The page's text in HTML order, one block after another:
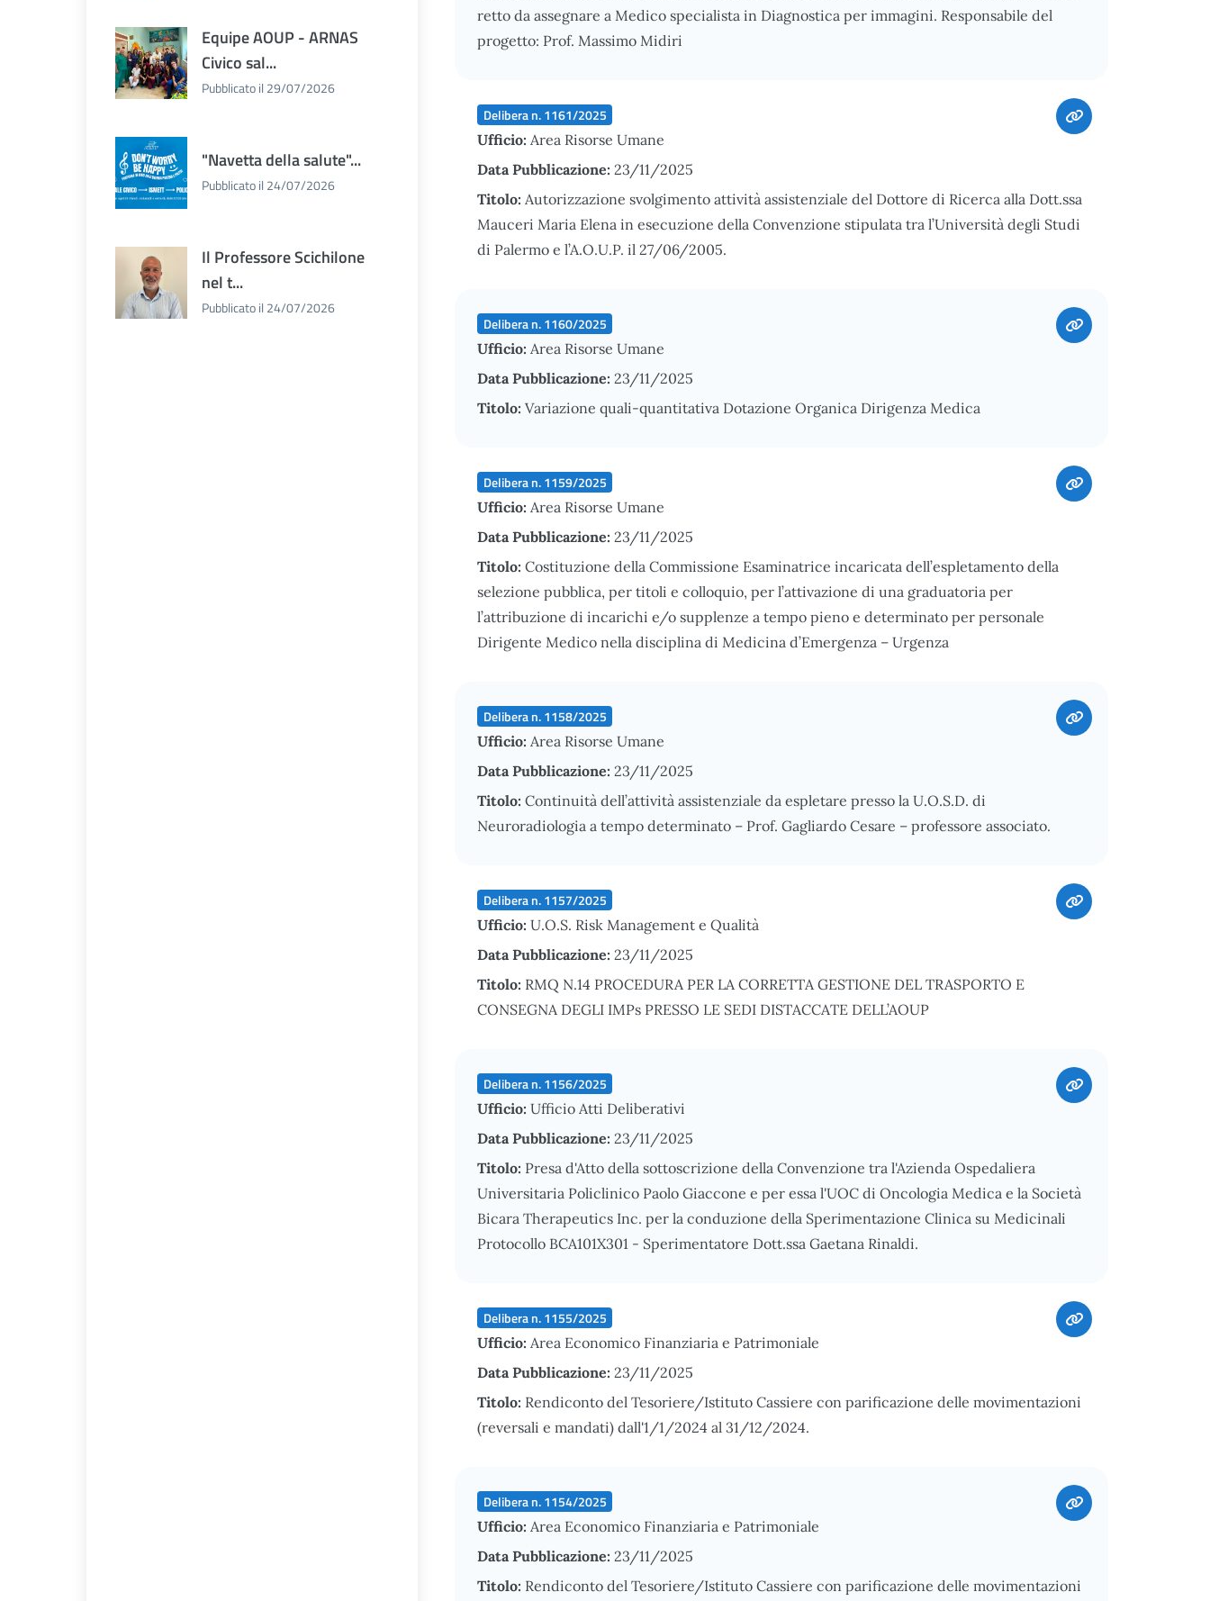
Equipe AOUP - ARNAS
Civico sal...
Pubblicato il 29/07/2026
"Navetta della salute"...
Pubblicato il 24/07/2026
Il Professore Scichilone
nel t...
Pubblicato il 24/07/2026
retto da assegnare a Medico specialista in Diagnostica per immagini. Responsabile del
progetto: Prof. Massimo Midiri
Delibera n. 1161/2025
Ufficio: Area Risorse Umane
Data Pubblicazione: 23/11/2025
Titolo: Autorizzazione svolgimento attività assistenziale del Dottore di Ricerca alla Dott.ssa
Mauceri Maria Elena in esecuzione della Convenzione stipulata tra l’Università degli Studi
di Palermo e l’A.O.U.P. il 27/06/2005.
Delibera n. 1160/2025
Ufficio: Area Risorse Umane
Data Pubblicazione: 23/11/2025
Titolo: Variazione quali-quantitativa Dotazione Organica Dirigenza Medica
Delibera n. 1159/2025
Ufficio: Area Risorse Umane
Data Pubblicazione: 23/11/2025
Titolo: Costituzione della Commissione Esaminatrice incaricata dell’espletamento della
selezione pubblica, per titoli e colloquio, per l’attivazione di una graduatoria per
l’attribuzione di incarichi e/o supplenze a tempo pieno e determinato per personale
Dirigente Medico nella disciplina di Medicina d’Emergenza – Urgenza
Delibera n. 1158/2025
Ufficio: Area Risorse Umane
Data Pubblicazione: 23/11/2025
Titolo: Continuità dell’attività assistenziale da espletare presso la U.O.S.D. di
Neuroradiologia a tempo determinato – Prof. Gagliardo Cesare – professore associato.
Delibera n. 1157/2025
Ufficio: U.O.S. Risk Management e Qualità
Data Pubblicazione: 23/11/2025
Titolo: RMQ N.14 PROCEDURA PER LA CORRETTA GESTIONE DEL TRASPORTO E
CONSEGNA DEGLI IMPs PRESSO LE SEDI DISTACCATE DELL’AOUP
Delibera n. 1156/2025
Ufficio: Ufficio Atti Deliberativi
Data Pubblicazione: 23/11/2025
Titolo: Presa d'Atto della sottoscrizione della Convenzione tra l'Azienda Ospedaliera
Universitaria Policlinico Paolo Giaccone e per essa l'UOC di Oncologia Medica e la Società
Bicara Therapeutics Inc. per la conduzione della Sperimentazione Clinica su Medicinali
Protocollo BCA101X301 - Sperimentatore Dott.ssa Gaetana Rinaldi.
Delibera n. 1155/2025
Ufficio: Area Economico Finanziaria e Patrimoniale
Data Pubblicazione: 23/11/2025
Titolo: Rendiconto del Tesoriere/Istituto Cassiere con parificazione delle movimentazioni
(reversali e mandati) dall'1/1/2024 al 31/12/2024.
Delibera n. 1154/2025
Ufficio: Area Economico Finanziaria e Patrimoniale
Data Pubblicazione: 23/11/2025
Titolo: Rendiconto del Tesoriere/Istituto Cassiere con parificazione delle movimentazioni